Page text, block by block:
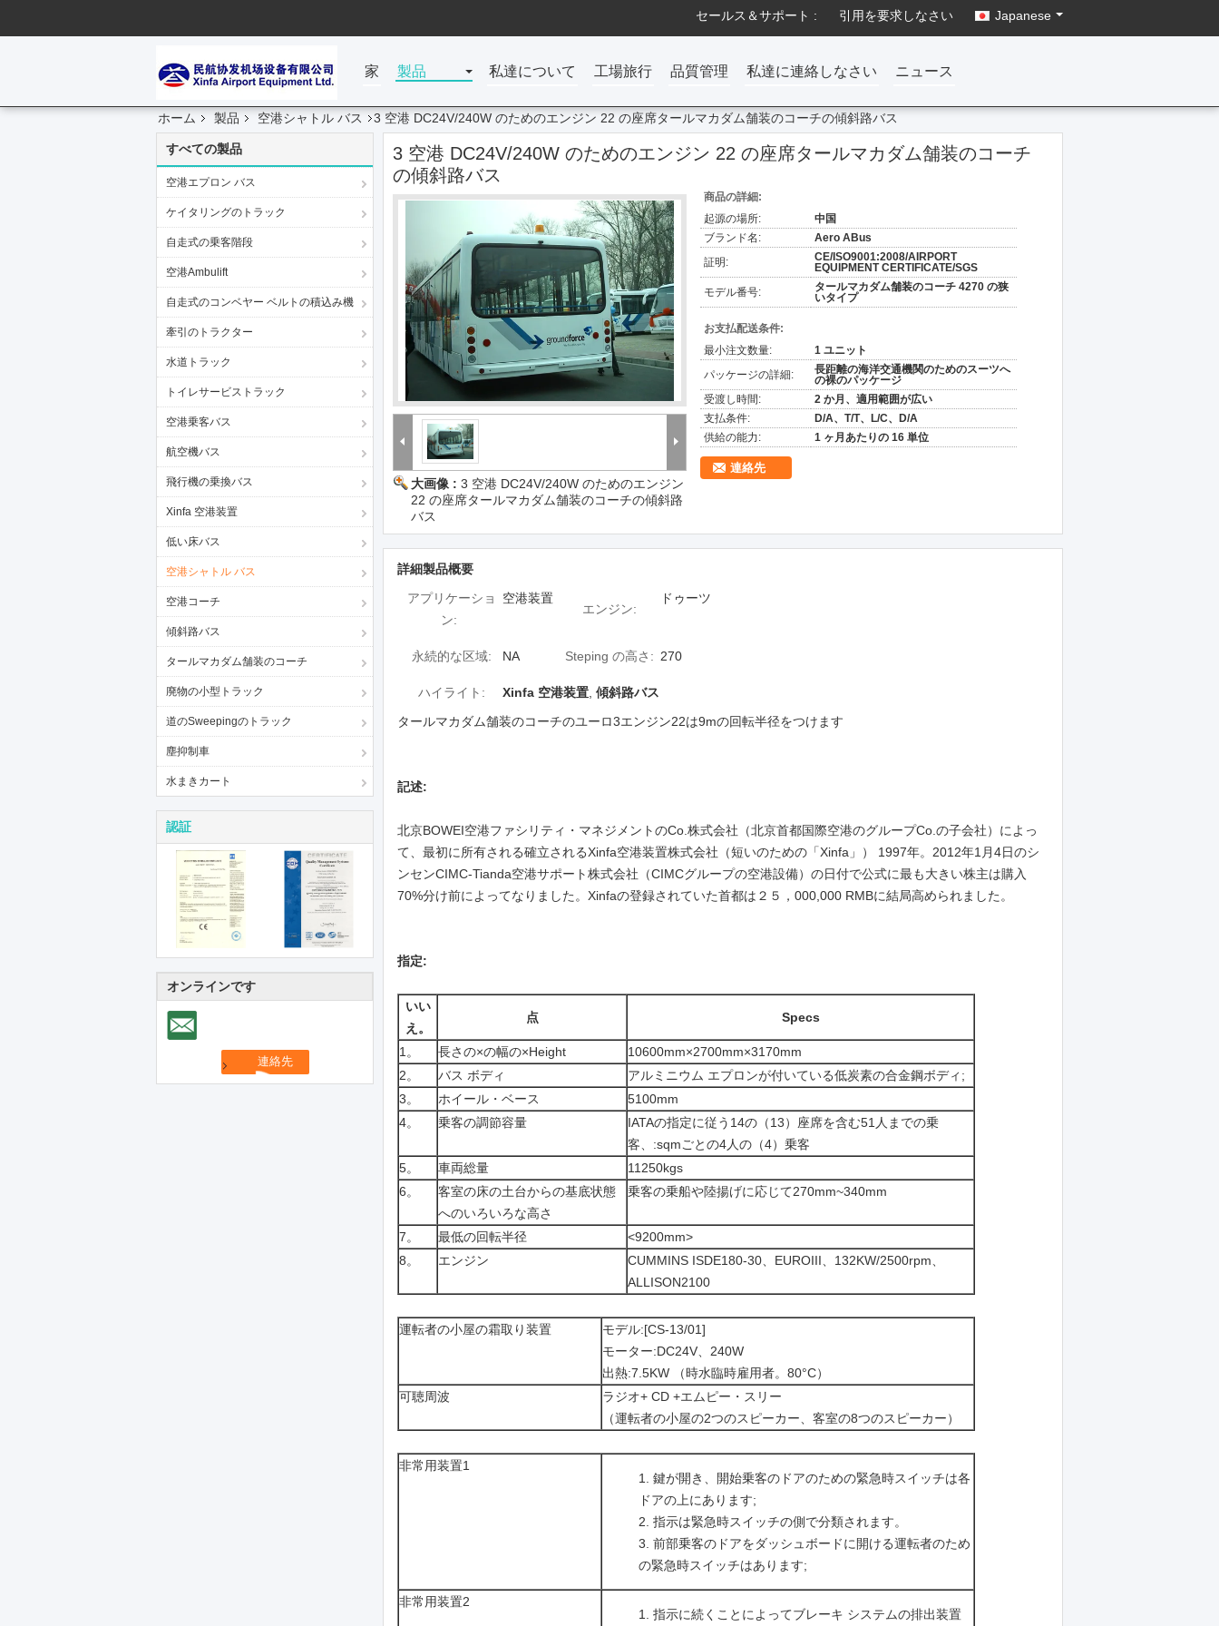
セールス＆サポート : 引用を要求しなさい Japanese
家 製品 私達について 工場旅行 品質管理 私達に連絡しなさい ニュース
ホーム 製品 空港シャトル バス 3 空港 DC24V/240W のためのエンジン 22 の座席タールマカダム舗装のコーチの傾斜路バス
すべての製品
空港エプロン バス
ケイタリングのトラック
自走式の乗客階段
空港Ambulift
自走式のコンベヤー ベルトの積込み機
牽引のトラクター
水道トラック
トイレサービストラック
空港乗客バス
航空機バス
飛行機の乗換バス
Xinfa 空港装置
低い床バス
空港シャトル バス
空港コーチ
傾斜路バス
タールマカダム舗装のコーチ
廃物の小型トラック
道のSweepingのトラック
塵抑制車
水まきカート
認証
オンラインです
3 空港 DC24V/240W のためのエンジン 22 の座席タールマカダム舗装のコーチ
の傾斜路バス
大画像 : 3 空港 DC24V/240W のためのエンジン
22 の座席タールマカダム舗装のコーチの傾斜路
バス
商品の詳細:
起源の場所:
中国
ブランド名:
Aero ABus
証明:
CE/ISO9001:2008/AIRPORT
EQUIPMENT CERTIFICATE/SGS
モデル番号:
タールマカダム舗装のコーチ 4270 の狭
いタイプ
お支払配送条件:
最小注文数量:
1 ユニット
パッケージの詳細:
長距離の海洋交通機関のためのスーツへ
の裸のパッケージ
受渡し時間:
2 か月、適用範囲が広い
支払条件:
D/A、T/T、L/C、D/A
供給の能力:
1 ヶ月あたりの 16 単位
連絡先
詳細製品概要
アプリケーショ
ン:
空港装置
エンジン:
ドゥーツ
永続的な区域: NA Steping の高さ: 270
ハイライト: Xinfa 空港装置 傾斜路バス
タールマカダム舗装のコーチのユーロ3エンジン22は9mの回転半径をつけます
記述:
北京BOWEI空港ファシリティ・マネジメントのCo.株式会社（北京首都国際空港のグループCo.の子会社）によっ
て、最初に所有される確立されるXinfa空港装置株式会社（短いのための「Xinfa」） 1997年。2012年1月4日のシ
ンセンCIMC-Tianda空港サポート株式会社（CIMCグループの空港設備）の日付で公式に最も大きい株主は購入
70%分け前によってなりました。Xinfaの登録されていた首都は２５，000,000 RMBに結局高められました。
指定:
いい
え。
点 Specs
1。 長さの×の幅の×Height
10600mm×2700mm×3170mm
2。
バス ボディ
アルミニウム エプロンが付いている低炭素の合金鋼ボディ;
3。
ホイール・ベース
5100mm
4。
乗客の調節容量
IATAの指定に従う14の（13）座席を含む51人までの乗
客、:sqmごとの4人の（4）乗客
5。
車両総量
11250kgs
6。
客室の床の土台からの基底状態
へのいろいろな高さ
乗客の乗船や陸揚げに応じて270mm~340mm
7。 最低の回転半径
<9200mm>
8。
エンジン
CUMMINS ISDE180-30、EUROIII、132KW/2500rpm、
ALLISON2100
運転者の小屋の霜取り装置
モデル:[CS-13/01]
モーター:DC24V、240W
出熱:7.5KW （時水臨時雇用者。80°C）
可聴周波
ラジオ+ CD +エムピー・スリー
（運転者の小屋の2つのスピーカー、客室の8つのスピーカー）
非常用装置1
鍵が開き、開始乗客のドアのための緊急時スイッチは各
ドアの上にあります;
指示は緊急時スイッチの側で分類されます。
前部乗客のドアをダッシュボードに開ける運転者のため
の緊急時スイッチはあります;
非常用装置2
指示に続くことによってブレーキ システムの排出装置